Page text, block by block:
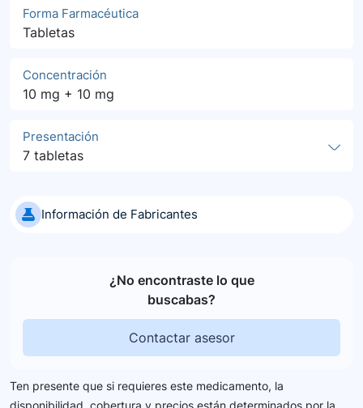
Forma Farmacéutica
Tabletas
Concentración
10 mg + 10 mg
Presentación
7 tabletas
Información de Fabricantes
¿No encontraste lo que
buscabas?
Contactar asesor
Ten presente que si requieres este medicamento, la
disponibilidad, cobertura y precios están determinados por la